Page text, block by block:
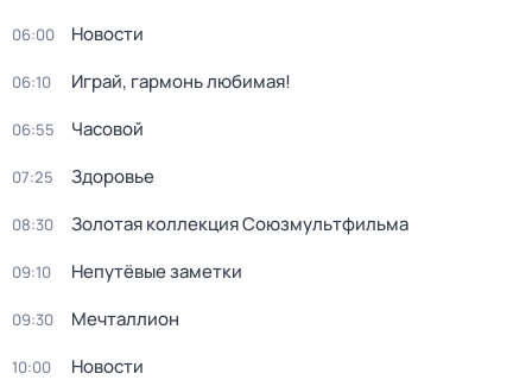
06:00 Новости
06:10 Играй, гармонь любимая!
06:55 Часовой
07:25 Здоровье
08:30 Золотая коллекция Союзмультфильма
09:10 Непутёвые заметки
09:30 Мечталлион
10:00 Новости